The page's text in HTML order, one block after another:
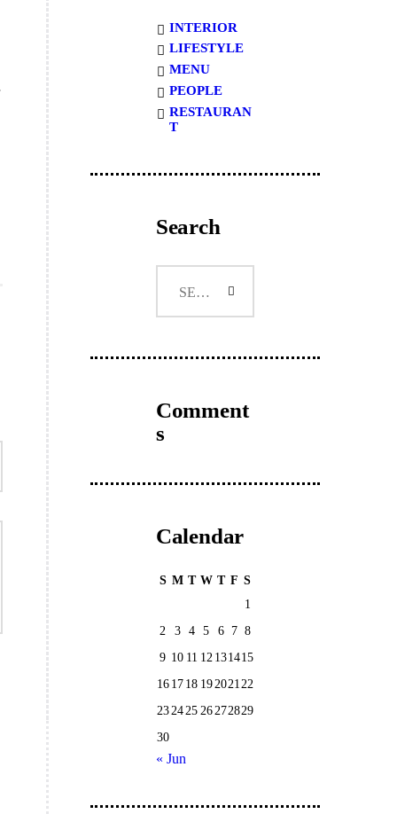
INTERIOR
LIFESTYLE
MENU
PEOPLE
RESTAURAN
T
Search
Comment
s
Calendar
S M T W T F S
1
2
3 4 5 6 7 8
9 10 11 12 131415
16 17 18 19202122
232425 26272829
30
« Jun